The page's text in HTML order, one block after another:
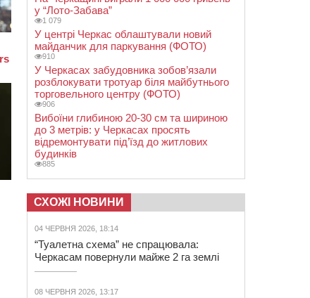
у “Лото-Забава”
1 079
У центрі Черкас облаштували новий
майданчик для паркування (ФОТО)
910
У Черкасах забудовника зобов’язали
розблокувати тротуар біля майбутнього
торговельного центру (ФОТО)
906
Вибоїни глибиною 20-30 см та шириною
до 3 метрів: у Черкасах просять
відремонтувати під’їзд до житлових
будинків
885
СХОЖІ НОВИНИ
04 ЧЕРВНЯ 2026, 18:14
“Туалетна схема” не спрацювала:
Черкасам повернули майже 2 га землі
08 ЧЕРВНЯ 2026, 13:17